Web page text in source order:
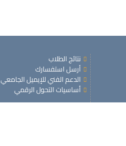
نتائج الطلاب
أرسل استفسارك
الدعم الفني للإيميل الجامعي
أساسيات التحول الرقمي